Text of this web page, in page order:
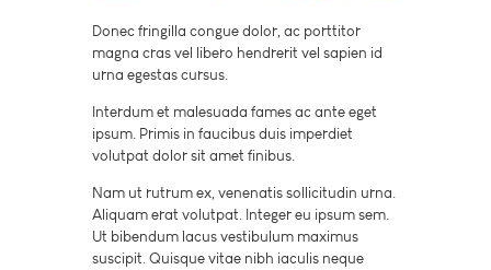
Donec fringilla congue dolor, ac porttitor
magna cras vel libero hendrerit vel sapien id
urna egestas cursus.
Interdum et malesuada fames ac ante eget
ipsum. Primis in faucibus duis imperdiet
volutpat dolor sit amet finibus.
Nam ut rutrum ex, venenatis sollicitudin urna.
Aliquam erat volutpat. Integer eu ipsum sem.
Ut bibendum lacus vestibulum maximus
suscipit. Quisque vitae nibh iaculis neque